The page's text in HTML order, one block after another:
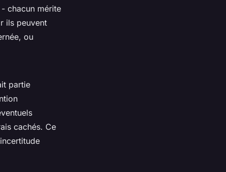
chacun mérite
ils peuvent
ou
partie
cachés. Ce